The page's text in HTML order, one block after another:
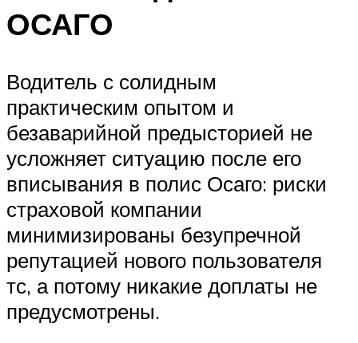
ОСАГО
Водитель с солидным
практическим опытом и
безаварийной предысторией не
усложняет ситуацию после его
вписывания в полис Осаго: риски
страховой компании
минимизированы безупречной
репутацией нового пользователя
тс, а потому никакие доплаты не
предусмотрены.